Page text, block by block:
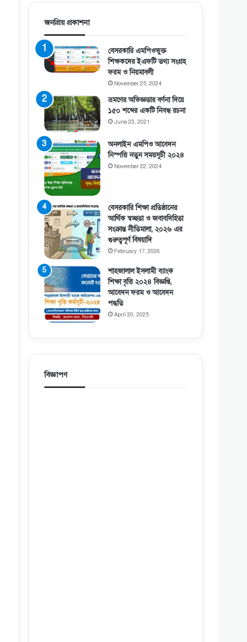
জনপ্রিয় প্রকাশনা
বেসরকারি এমপিওভুক্ত
শিক্ষকদের ইএফটি তথ্য সংগ্রহ
ফরম ও নিয়মাবলী
November 25, 2024
ভ্রমণের অভিজ্ঞতার বর্ণনা দিয়ে
১৫০ শব্দের একটি নিবন্ধ রচনা
June 23, 2021
অনলাইন এমপিও আবেদন
নিস্পত্তি নতুন সময়সূচী ২০২৪
November 22, 2024
বেসরকারি শিক্ষা প্রতিষ্ঠানের
আর্থিক স্বচ্ছতা ও জবাবদিহিতা
সংক্রান্ত নীতিমালা, ২০২৬ এর
গুরুত্বপূর্ণ বিষয়াদি
February 17, 2026
শাহজালাল ইসলামী ব্যাংক
শিক্ষা বৃত্তি ২০২৪ বিজ্ঞপ্তি,
আবেদন ফরম ও আবেদন
পদ্ধতি
April 20, 2025
বিজ্ঞাপণ